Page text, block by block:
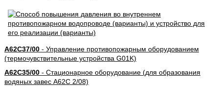
A62C37/00- Управление противопожарным оборудованием
(термочувствительные устройства G01K)
A62C35/00- Стационарное оборудование (для образования
водяных завес A62C 2/08)